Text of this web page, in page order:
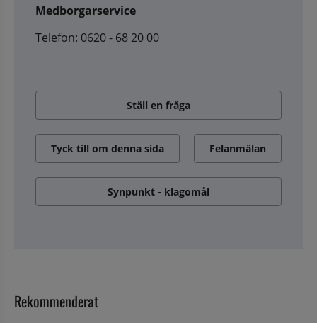
Medborgarservice
Telefon: 0620 - 68 20 00
Ställ en fråga
Tyck till om denna sida Felanmälan
Synpunkt - klagomål
Rekommenderat